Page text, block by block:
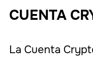
CUENTA
La Cuenta